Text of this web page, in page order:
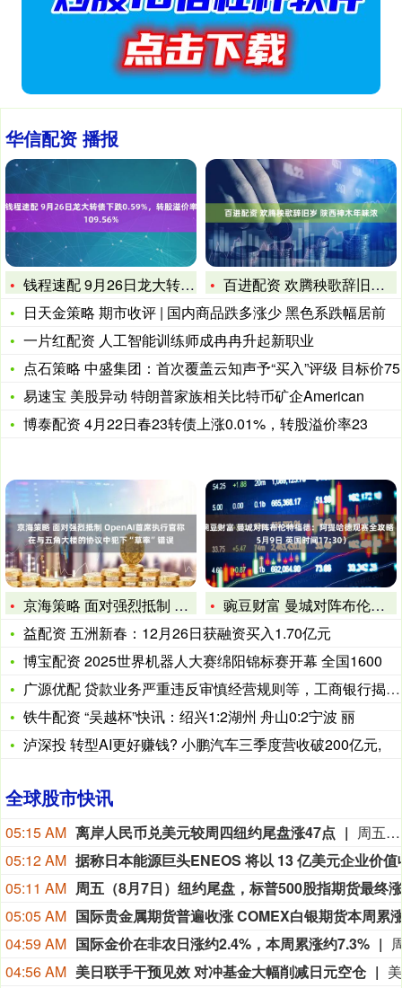
华信配资 播报
钱程速配 9月26日龙大转债下跌0.59%，转股溢价率109
百进配资 欢腾秧歌辞旧岁 陕西神木年味浓
日天金策略 期市收评 | 国内商品跌多涨少 黑色系跌幅居前
一片红配资 人工智能训练师成冉冉升起新职业
点石策略 中盛集团：首次覆盖云知声予“买入”评级 目标价75
易速宝 美股异动 特朗普家族相关比特币矿企American
博泰配资 4月22日春23转债上涨0.01%，转股溢价率23
京海策略 面对强烈抵制 OpenAI首席执行官称在与五角大楼
豌豆财富 曼城对阵布伦特福德：阿提哈德观赛全攻略（5月9日
益配资 五洲新春：12月26日获融资买入1.70亿元
博宝配资 2025世界机器人大赛绵阳锦标赛开幕 全国1600
广源优配 贷款业务严重违反审慎经营规则等，工商银行揭阳分行及
铁牛配资 “吴越杯”快讯：绍兴1:2湖州 舟山0:2宁波 丽
泸深投 转型AI更好赚钱? 小鹏汽车三季度营收破200亿元,
全球股市快讯
05:15 AM 离岸人民币兑美元较周四纽约尾盘涨47点
周五（8月7日）纽约尾盘（周六北京时间04:59），离岸人民币（CNH）兑美元报6.7429元，较周四纽约尾盘涨47点，日内整体交投于6.75-6.7401元区间。
05:12 AM
05:11 AM
05:05 AM
04:59 AM 国际金价在非农日涨约2.4%，本周累涨约7.3%
04:56 AM 美日联手干预见效 对冲基金大幅削减日元空仓